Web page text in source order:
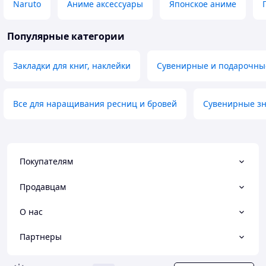
Naruto Аниме аксессуары Японское аниме
Популярные категории
Закладки для книг, наклейки Сувенирные и
Все для наращивания ресниц и бровей Сувенирные
Покупателям
Продавцам
О нас
Партнеры